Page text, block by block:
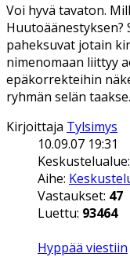
Voi hyvä tavaton.
Huutoäänestyksen?
paheksuvat jotain
nimenomaan liittyy
epäkorrekteihin
ryhmän selän
Kirjoittaja Tylsimys
10.09.07 19:31
Keskustelualue:
Aihe:
Vastaukset: 47
Luettu: 93464
Hyppää viestiin